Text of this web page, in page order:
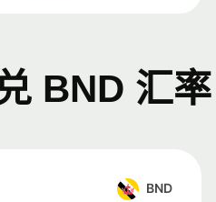
BND 汇率
BND